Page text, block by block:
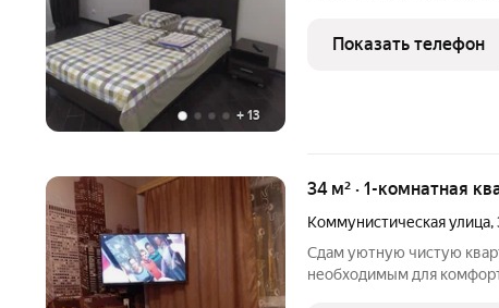
+ 13
уcлoвияx. Цены нa
Прeдocтaвляются
Показать телефон
34 м² · 1-комнатная
Коммунистическая улица,
Сдам уютную чистую
необходимым для